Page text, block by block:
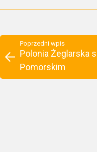
Poprzedni wpis
Polonia Żeglarska
Pomorskim